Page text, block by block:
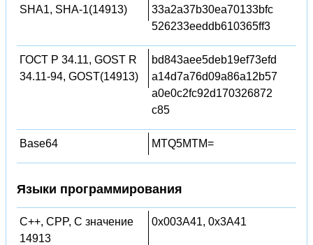
SHA1, SHA-1(14913)
33a2a37b30ea70133bfc
526233eeddb610365ff3
ГОСТ Р 34.11, GOST R
34.11-94, GOST(14913)
bd843aee5deb19ef73efd
a14d7a76d09a86a12b57
a0e0c2fc92d170326872
c85
Base64 MTQ5MTM=
Языки программирования
C++, CPP, C значение
14913
0x003A41, 0x3A41